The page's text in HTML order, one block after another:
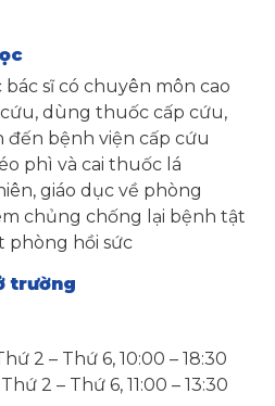
sĩ có chuyên môn cao
dùng thuốc cấp cứu,
bệnh viện cấp cứu
phì và cai thuốc lá
giáo dục về phòng
chủng chống lại bệnh tật
phòng hồi sức
trường
2 – Thứ 6, 10:00 – 18:30
2 – Thứ 6, 11:00 – 13:30